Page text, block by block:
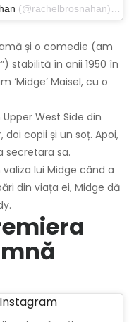
(@rachelbrosnahan) pe 24 octombrie 2018 la 9:01 PDT
și o comedie (am
stabilită în anii 1950 în
‘Midge’ Maisel, cu o
West Side din
doi copii și un soț. Apoi,
secretara sa.
lui Midge când a
din viața ei, Midge dă